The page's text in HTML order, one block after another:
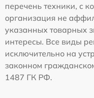
перечень техники, с
организация не
указанных товарных
интересы. Все виды
исключительно на
законном гражданском
1487 ГК РФ.